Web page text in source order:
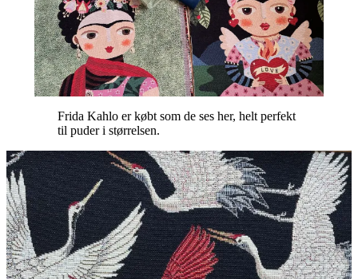
Frida Kahlo er købt som de ses her, helt perfekt
til puder i størrelsen.